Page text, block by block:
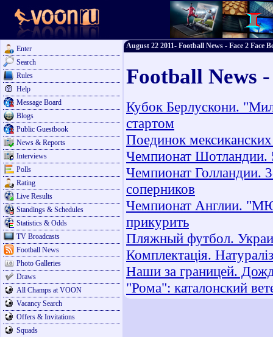
Enter
Search
Rules
Help
Message Board
Blogs
Public Guestbook
News & Reports
Interviews
Polls
Rating
Live Results
Standings & Schedules
Statistics & Odds
TV Broadcasts
Football News
Photo Galleries
Draws
All Champs at VOON
Vacancy Search
Offers & Invitations
Squads
August 22 2011- Football News - Face 2 Face
Football News
Кубок Берлускони.
стартом
Поединок
Чемпионат Шотландии.
Чемпионат Голландии.
соперников
Чемпионат Англии.
прикурить
Пляжный футбол.
Комплектація.
Наши за границей.
"Рома": каталонский